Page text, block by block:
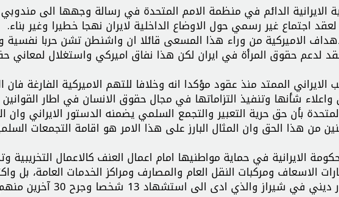
الدائم في منظمة الامم المتحدة في رسالة وجهها الى
اجتماع غير رسمي حول الاوضاع الداخلية لايران نهجا خطيرا وغير بناء.
الاميركية من وراء هذا المسعى قائلا ان واشنطن تشن حربا نفسية
لدعم حقوق المرأة في ايران لكن هذا نفاق اميركي واستغلال لمعاني
الممتد منذ عقود مؤكدا انه وخلافا للتهم الاميركية الفارغة فان
واعلاء شأنها وتنفيذ التزاماتها في مجال حقوق الانسان في اطار القوانين
بأن حق حرية التعبير والتجمع السلمي يضمنه الدستور الايراني وان
من هذا الحق وان المثال البارز على هذا الامر هو اقامة التجمعات
الايرانية في حماية مواطنيها امام اعمال العنف كالاعمال التخريبية
الاسعاف ومركبات النقل العام والمصارف ومراكز الخدمات العامة، بل
ذلك العمليات الارهابية كما حصل في مزار ديني في شيراز والذي ادى